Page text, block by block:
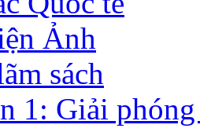
Ảnh
sách
1: Giải